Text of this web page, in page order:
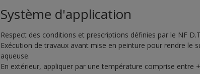
Système d'application
Respect des conditions et prescriptions définies par le NF
Exécution de travaux avant mise en peinture pour rendre le
aqueuse.
En extérieur, appliquer par une température comprise entre